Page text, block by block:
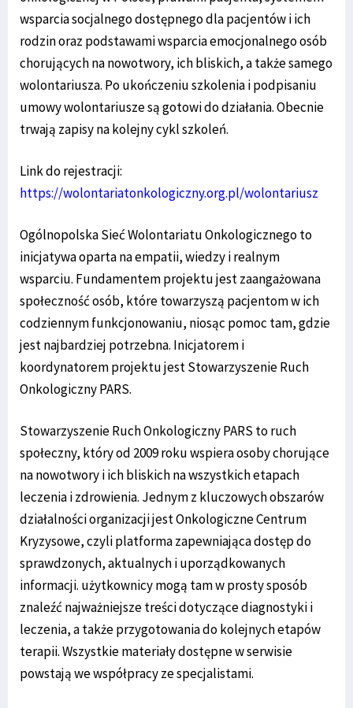
wsparcia socjalnego dostępnego dla pacjentów i ich
rodzin oraz podstawami wsparcia emocjonalnego osób
chorujących na nowotwory, ich bliskich, a także samego
wolontariusza. Po ukończeniu szkolenia i podpisaniu
umowy wolontariusze są gotowi do działania. Obecnie
trwają zapisy na kolejny cykl szkoleń.
Link do rejestracji:
https://wolontariatonkologiczny.org.pl/wolontariusz
Ogólnopolska Sieć Wolontariatu Onkologicznego to
inicjatywa oparta na empatii, wiedzy i realnym
wsparciu. Fundamentem projektu jest zaangażowana
społeczność osób, które towarzyszą pacjentom w ich
codziennym funkcjonowaniu, niosąc pomoc tam, gdzie
jest najbardziej potrzebna. Inicjatorem i
koordynatorem projektu jest Stowarzyszenie Ruch
Onkologiczny PARS.
Stowarzyszenie Ruch Onkologiczny PARS to ruch
społeczny, który od 2009 roku wspiera osoby chorujące
na nowotwory i ich bliskich na wszystkich etapach
leczenia i zdrowienia. Jednym z kluczowych obszarów
działalności organizacji jest Onkologiczne Centrum
Kryzysowe, czyli platforma zapewniająca dostęp do
sprawdzonych, aktualnych i uporządkowanych
informacji. użytkownicy mogą tam w prosty sposób
znaleźć najważniejsze treści dotyczące diagnostyki i
leczenia, a także przygotowania do kolejnych etapów
terapii. Wszystkie materiały dostępne w serwisie
powstają we współpracy ze specjalistami.